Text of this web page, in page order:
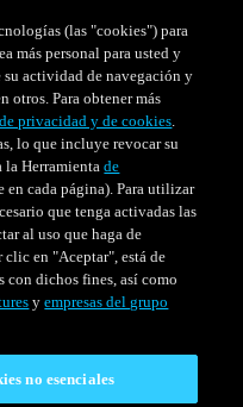
(las "cookies") para
más personal para usted y
su actividad de navegación y
otros. Para obtener más
privacidad y de cookies.
lo que incluye revocar su
la Herramientade
en cada página). Para utilizar
que tenga activadas las
al uso que haga de
en "Aceptar", está de
con dichos fines, así como
yempresas del grupo
no esenciales